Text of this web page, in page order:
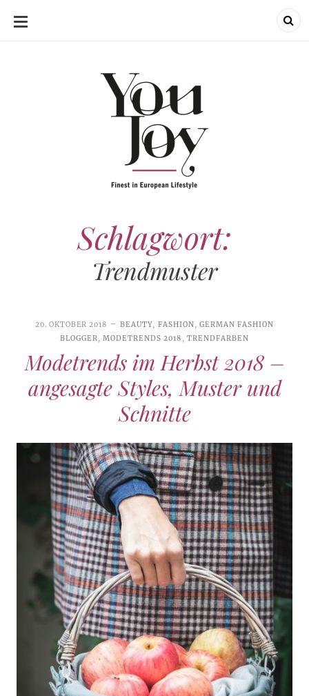
SKIP
Schlagwort:
Trendmuster
20. OKTOBER 2018 BEAUTY, FASHION, GERMAN FASHION
BLOGGER,MODETRENDS 2018 , TRENDFARBEN
Modetrends im Herbst 2018 –
angesagte Styles, Muster und
Schnitte